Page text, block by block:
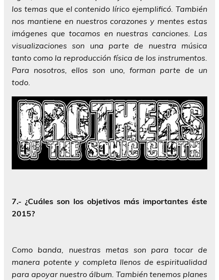
los temas que el contenido lírico ejemplificó. También
nos mantiene en nuestros corazones y mentes estas
imágenes que tocamos en nuestras canciones. Las
visualizaciones son una parte de nuestra música
tanto como la reproducción física de los instrumentos.
Para nosotros, ellos son uno, forman parte de un
todo.
7.- ¿Cuáles son los objetivos más importantes éste
2015?
Como banda, nuestras metas son para tocar de
manera potente y completa llenos de espiritualidad
para apoyar nuestro álbum. También tenemos planes